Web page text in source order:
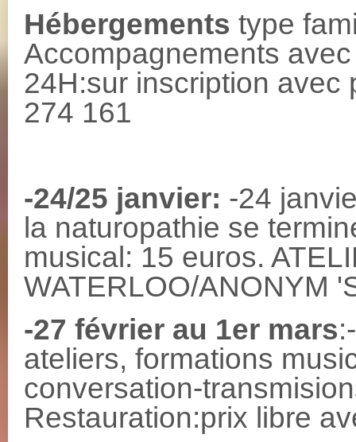
Hébergements type
Accompagnements
24H:sur inscription avec
274 161
-24/25 janvier: -24
la naturopathie se
musical: 15 euros.
WATERLOO/ANONYM
-27 février au 1er mars
ateliers, formations
conversation-
Restauration:prix libre